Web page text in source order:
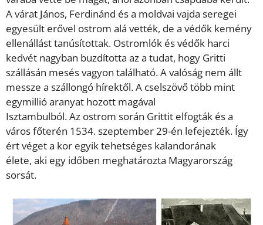
A várat János, Ferdinánd és a moldvai vajda seregei
egyesült erővel ostrom alá vették, de a védők kemény
ellenállást tanúsítottak. Ostromlók és védők harci
kedvét nagyban buzdította az a tudat, hogy Gritti
szállásán mesés vagyon található. A valóság nem állt
messze a szállongó hírektől. A cselszövő több mint
egymillió aranyat hozott magával
Isztambulból. Az ostrom során Grittit elfogták és a
város főterén 1534. szeptember 29-én lefejezték. Így
ért véget a kor egyik tehetséges kalandorának
élete, aki egy időben meghatározta Magyarország
sorsát.